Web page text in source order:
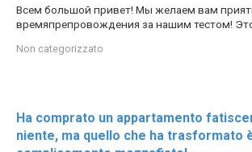
Всем большой привет! Мы желаем вам
времяпрепровождения за нашим тестом!
Non categorizzato
Ha comprato un appartamento
niente, ma quello che ha trasformato